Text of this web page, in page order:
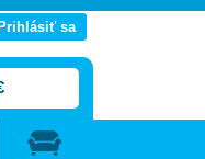
Prihlásiť sa